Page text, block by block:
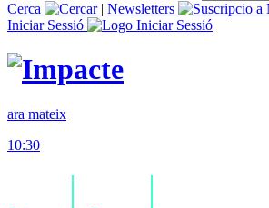
Cerca
| Newsletters
Iniciar Sessió
ara mateix
10:30